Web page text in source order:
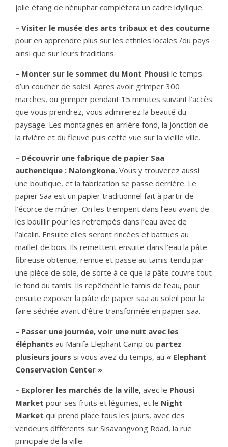
jolie étang de nénuphar complétera un cadre idyllique.
– Visiter le musée des arts tribaux et des coutume
pour en apprendre plus sur les ethnies locales /du pays
ainsi que sur leurs traditions.
– Monter sur le sommet du Mont Phousi le temps
d’un coucher de soleil. Apres avoir grimper 300
marches, ou grimper pendant 15 minutes suivant l’accès
que vous prendrez, vous admirerez la beauté du
paysage. Les montagnes en arrière fond, la jonction de
la rivière et du fleuve puis cette vue sur la vieille ville.
– Découvrir une fabrique de papier Saa
authentique : Nalongkone. Vous y trouverez aussi
une boutique, et la fabrication se passe derrière. Le
papier Saa est un papier traditionnel fait à partir de
l’écorce de mûrier. On les trempent dans l’eau avant de
les bouillir pour les retrempés dans l’eau avec de
l’alcalin. Ensuite elles seront rincées et battues au
maillet de bois. Ils remettent ensuite dans l’eau la pâte
fibreuse obtenue, remue et passe au tamis tendu par
une pièce de soie, de sorte à ce que la pâte couvre tout
le fond du tamis. Ils repêchent le tamis de l’eau, pour
ensuite exposer la pâte de papier saa au soleil pour la
faire séchée avant d’être transformée en papier saa.
– Passer une journée, voir une nuit avec les
éléphants au Manifa Elephant Camp ou partez
plusieurs jours si vous avez du temps, au « Elephant
Conservation Center »
– Explorer les marchés de la ville, avec le Phousi
Market pour ses fruits et légumes, et le Night
Market qui prend place tous les jours, avec des
vendeurs différents sur Sisavangvong Road, la rue
principale de la ville.